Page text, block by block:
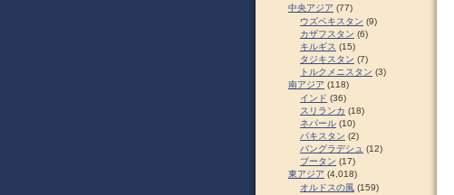
中央アジア (77)
ウズベキスタン (9)
カザフスタン (6)
キルギス (15)
タジキスタン (7)
トルクメニスタン (3)
南アジア (118)
インド (36)
スリランカ (18)
ネパール (10)
パキスタン (2)
バングラデシュ (12)
ブータン (17)
東アジア (4,018)
オルドスの風 (159)